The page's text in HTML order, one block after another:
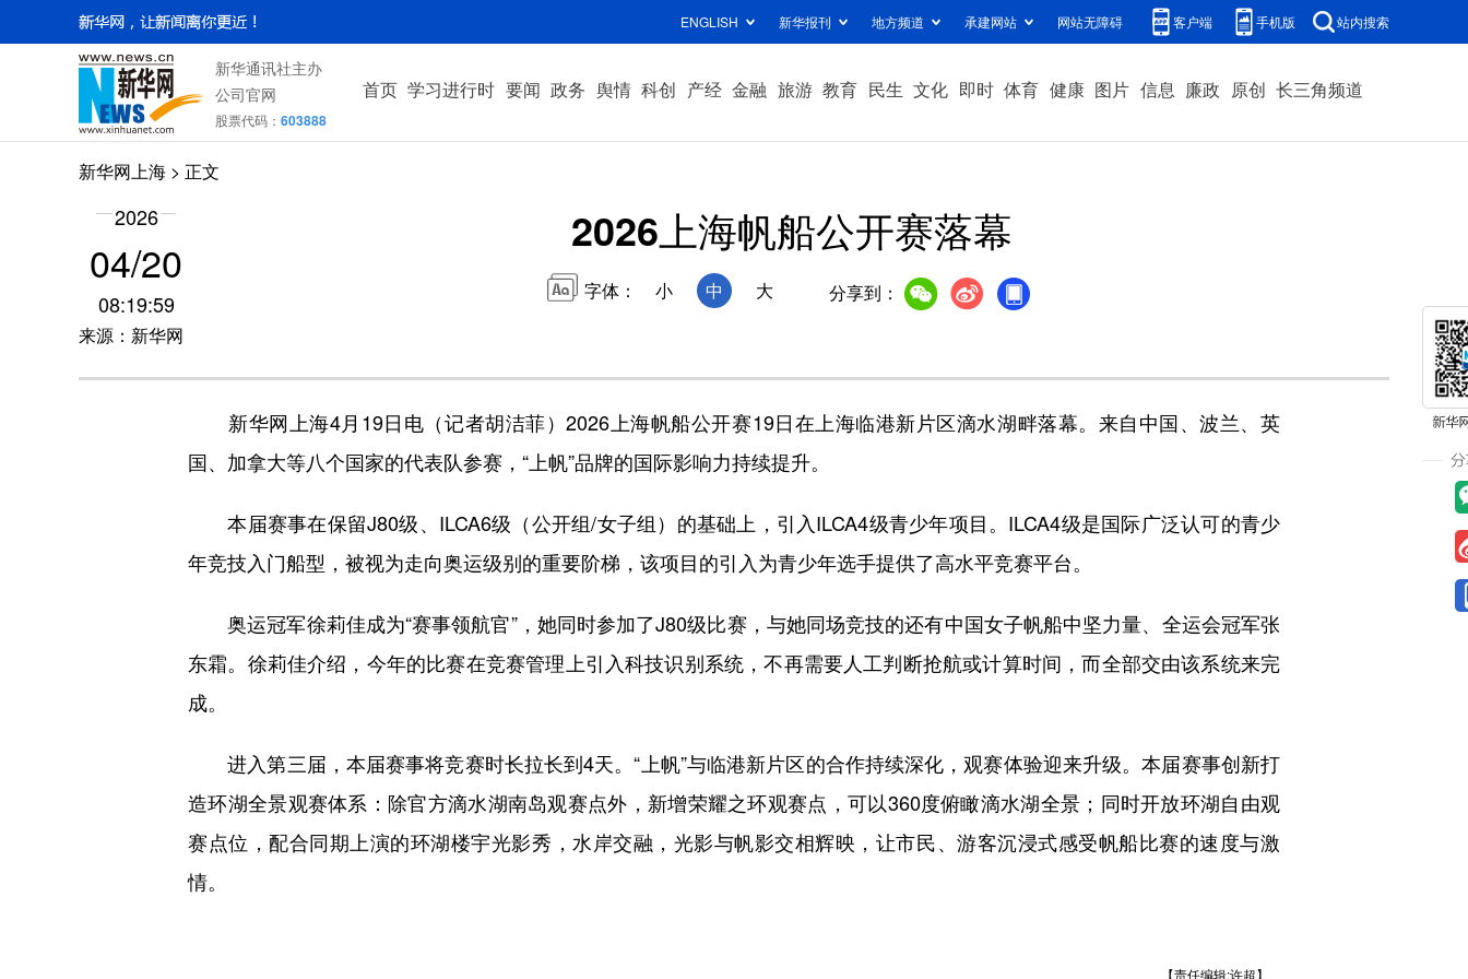
ENGLISH 新华报刊 地方频道 承建网站 网站无障碍 客户端 手机版 站内搜索
新华通讯社主办
公司官网
股票代码： 603888
首页 学习进行时 要闻 政务 舆情 科创 产经 金融 旅游 教育 民生 文化 即时 体育 健康 图片 信息 廉政 原创 长三角频道
新华网上海 > 正文
2026
04/20
08:19:59
来源：新华网
2026上海帆船公开赛落幕
字体： 小 中 大 分享到：
新华网上海4月19日电（记者胡洁菲）2026上海帆船公开赛19日在上海临港新片区滴水湖畔落幕。来自中国、波兰、英
国、加拿大等八个国家的代表队参赛，“上帆”品牌的国际影响力持续提升。
本届赛事在保留J80级、ILCA6级（公开组/女子组）的基础上，引入ILCA4级青少年项目。ILCA4级是国际广泛认可的青少
年竞技入门船型，被视为走向奥运级别的重要阶梯，该项目的引入为青少年选手提供了高水平竞赛平台。
奥运冠军徐莉佳成为“赛事领航官”，她同时参加了J80级比赛，与她同场竞技的还有中国女子帆船中坚力量、全运会冠军张
东霜。徐莉佳介绍，今年的比赛在竞赛管理上引入科技识别系统，不再需要人工判断抢航或计算时间，而全部交由该系统来完
成。
进入第三届，本届赛事将竞赛时长拉长到4天。“上帆”与临港新片区的合作持续深化，观赛体验迎来升级。本届赛事创新打
造环湖全景观赛体系：除官方滴水湖南岛观赛点外，新增荣耀之环观赛点，可以360度俯瞰滴水湖全景；同时开放环湖自由观
赛点位，配合同期上演的环湖楼宇光影秀，水岸交融，光影与帆影交相辉映，让市民、游客沉浸式感受帆船比赛的速度与激
情。
【责任编辑:许超】